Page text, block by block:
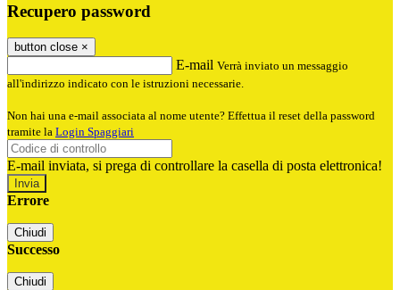
Recupero password
button close ×
E-mail Verrà inviato un messaggio
all'indirizzo indicato con le istruzioni necessarie.
Non hai una e-mail associata al nome utente? Effettua il reset della password
tramite la Login Spaggiari
E-mail inviata, si prega di controllare la casella di posta elettronica!
Errore
Chiudi
Successo
Chiudi